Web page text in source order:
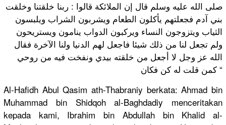
صلى الله عليه وسلم قال إن الملائكة قالوا : ربنا خلقتنا وخلقت
بني آدم فجعلتهم يأكلون الطعام ويشربون الشراب ويلبسون
الثياب ويتزوجون النساء ويركبون الدواب ينامون ويستريحون
ولم تجعل لنا من ذلك شيئا فاجعل لهم الدنيا ولنا الآخرة فقال
الله عز وجل لا أجعل من خلقته بيدي ونفخت فيه من روحي
كمن قلت له كن فكان “
Al-Hafidh Abul Qasim ath-Thabraniy berkata: Ahmad bin
Muhammad bin Shidqoh al-Baghdadiy menceritakan
kepada kami, Ibrahim bin Abdullah bin Khalid al-